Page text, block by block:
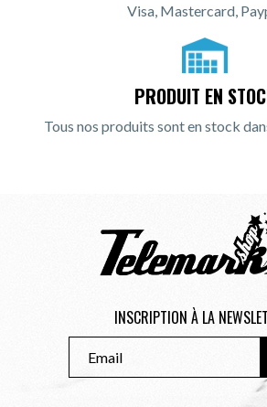
Visa, Mastercard,
PRODUIT EN
Tous nos produits sont en stock
INSCRIPTION À LA